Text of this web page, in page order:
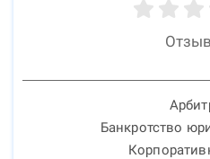
Банкротство